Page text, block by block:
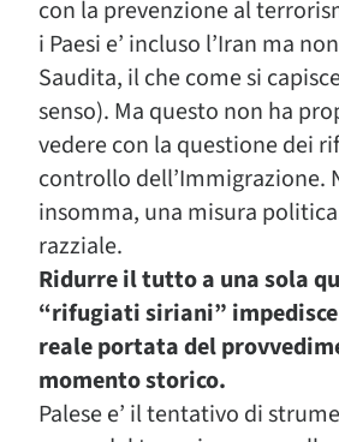
con la prevenzione al
i Paesi e’ incluso l’Iran ma
Saudita, il che come si
senso). Ma questo non ha
vedere con la questione dei
controllo dell’Immigrazione.
insomma, una misura
razziale.
Ridurre il tutto a una sola
“rifugiati siriani”
reale portata del
momento storico.
Palese e’ il tentativo di